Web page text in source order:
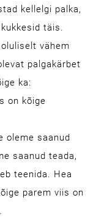
kellelgi palka,
täis.
vähem
palgakärbet
ka:
on kõige
oleme saanud
saanud teada,
teenida. Hea
parem viis on